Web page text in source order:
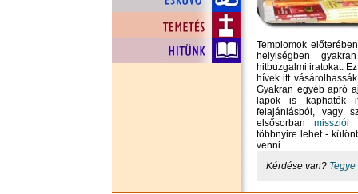
Templomok
helyiségben
hitbuzgalmi iratokat.
hívek itt
Gyakran egyéb apró
lapok is kaphatók
felajánlásból, vagy
elsősorbanmissziói
többnyire lehet -
venni.
Kérdése van? Tegye